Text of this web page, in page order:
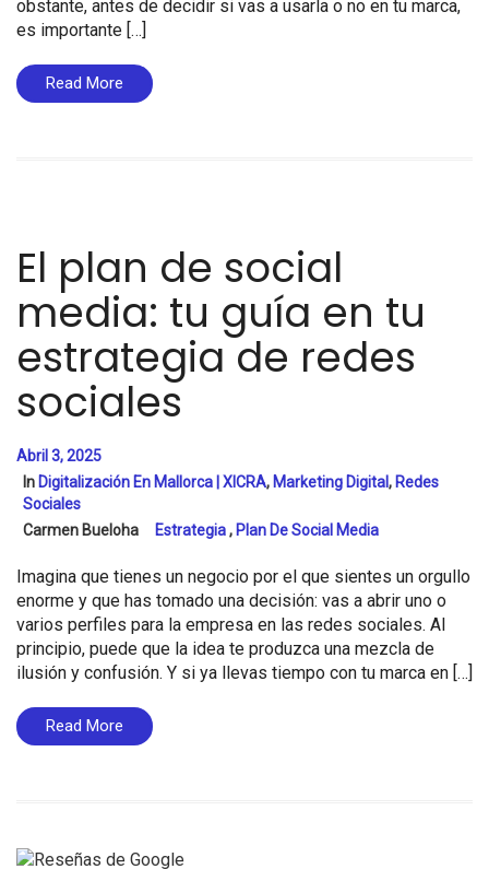
obstante, antes de decidir si vas a usarla o no en tu marca,
es importante […]
Read More
El plan de social
media: tu guía en tu
estrategia de redes
sociales
Abril 3, 2025
In Digitalización En Mallorca | XICRA, Marketing Digital, Redes
Sociales
Carmen Bueloha
Estrategia, Plan De Social Media
Imagina que tienes un negocio por el que sientes un orgullo
enorme y que has tomado una decisión: vas a abrir uno o
varios perfiles para la empresa en las redes sociales. Al
principio, puede que la idea te produzca una mezcla de
ilusión y confusión. Y si ya llevas tiempo con tu marca en […]
Read More